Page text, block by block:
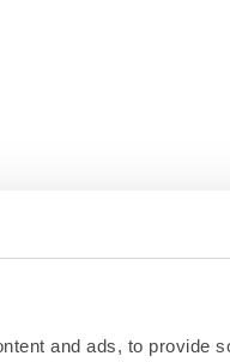
and ads, to provide